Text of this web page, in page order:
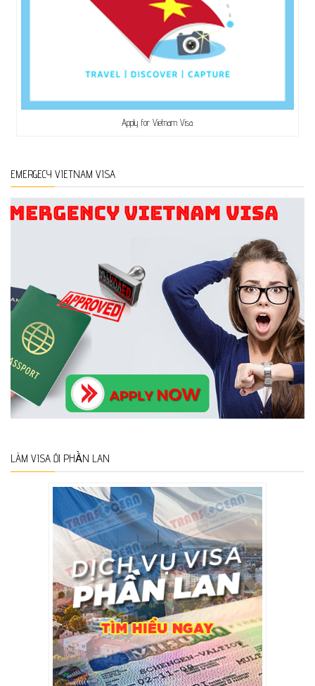
Apply for Vietnam Visa
EMERGECY VIETNAM VISA
LÀM VISA ĐI PHẦN LAN